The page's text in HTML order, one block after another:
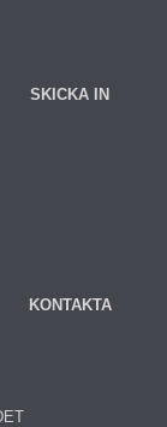
SKICKA IN
KONTAKTA